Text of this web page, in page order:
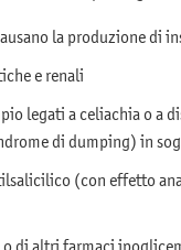
la produzione di
e renali
legati a celiachia o a
di dumping) in
(con effetto
di altri farmaci